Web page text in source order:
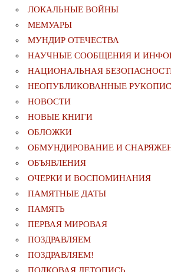
ЛОКАЛЬНЫЕ ВОЙНЫ
МЕМУАРЫ
МУНДИР ОТЕЧЕСТВА
НАУЧНЫЕ СООБЩЕНИЯ И
НАЦИОНАЛЬНАЯ
НЕОПУБЛИКОВАННЫЕ
НОВОСТИ
НОВЫЕ КНИГИ
ОБЛОЖКИ
ОБМУНДИРОВАНИЕ И
ОБЪЯВЛЕНИЯ
ОЧЕРКИ И ВОСПОМИНАНИЯ
ПАМЯТНЫЕ ДАТЫ
ПАМЯТЬ
ПЕРВАЯ МИРОВАЯ
ПОЗДРАВЛЯЕМ
ПОЗДРАВЛЯЕМ!